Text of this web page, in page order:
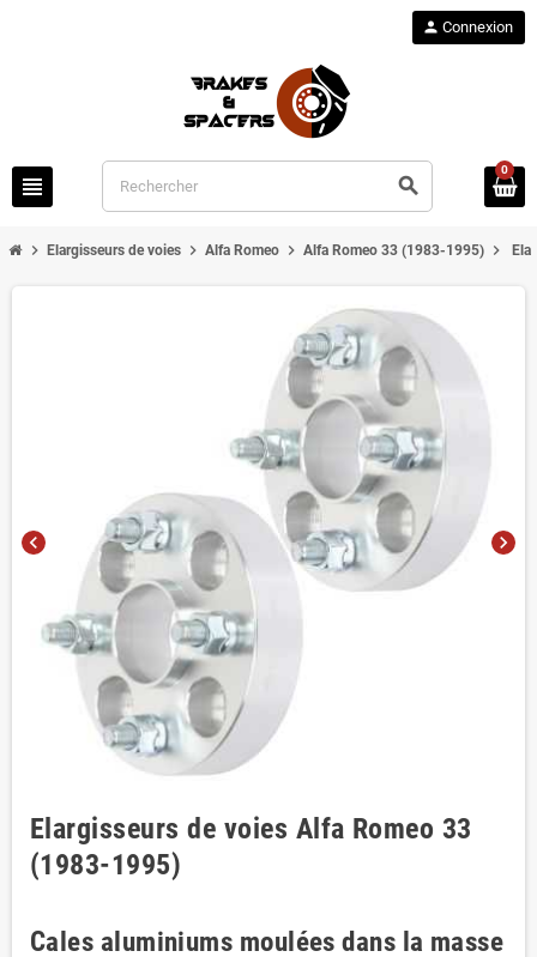
view_headline search
person Connexion
0
chevron_right Elargisseurs de voies chevron_right Alfa Romeo chevron_right Alfa Romeo 33 (1983-1995) chevron_right
chevron_left chevron_right
Elargisseurs de voies Alfa Romeo 33
(1983-1995)
Cales aluminiums moulées dans la masse